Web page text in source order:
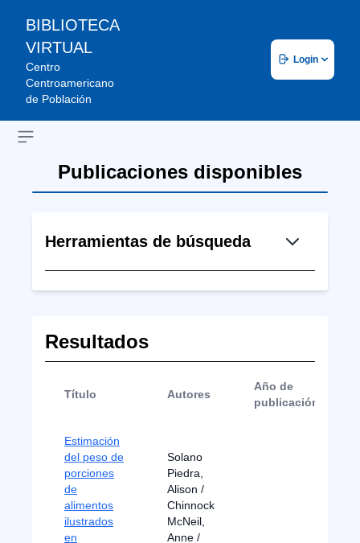
BIBLIOTECA
VIRTUAL
Centro
Centroamericano
de Población
Login
Open sidebar
Publicaciones disponibles
Herramientas de búsqueda
Resultados
Título Autores
Año de
publicación
Estimación
del peso de
porciones
de
alimentos
ilustrados
en
Solano
Piedra,
Alison /
Chinnock
McNeil,
Anne /